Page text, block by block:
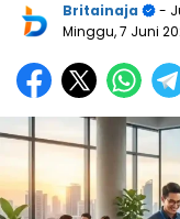
Britainaja
-
Minggu, 7 Juni